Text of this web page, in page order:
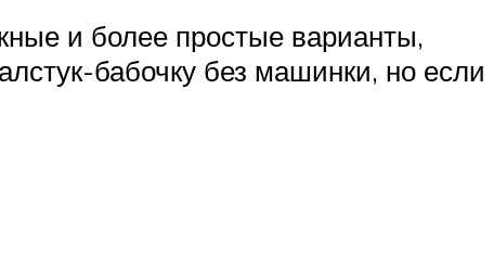
и более простые варианты,
бабочку без машинки, но если